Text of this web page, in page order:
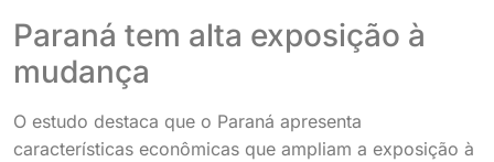
Paraná tem alta exposição à
mudança
O estudo destaca que o Paraná apresenta
características econômicas que ampliam a exposição à